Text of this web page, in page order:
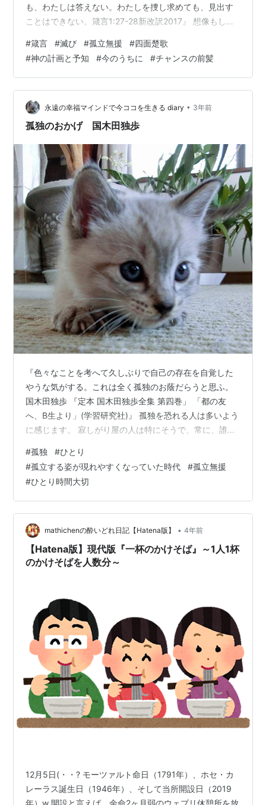
も、わたしは答えない。わたしを捜し求めても、見出す
ことはできない。箴言1:27-28新改訳2017』 想像もした
す。 一義的には、イスラエルに対しての警告です。 創造
主である神【主】に選ばれた民として、アブラハム、イ
サク、ヤコブの流れから、ダビデへと繋がり、メシアで
あるイエス・キリストが、永遠の希望として登場するの
が聖書の背骨です。 しかし、選民であるイスラエルは、
最大限の【主】の祝福…
#箴言 #滅び #孤立無援 #四面楚歌
#神の計画と予知 #今のうちに #チャンスの前髪
永遠の幸福マインドで今ココを生きる diary • 3年前
孤独のおかげ 国木田独歩
『色々なことを考へて久しぶりで自己の存在を自覚した
やうな気がする。これは全く孤独のお蔭だらうと思ふ。
国木田独歩 『定本 国木田独歩全集 第四巻」 「都の友
へ、B生より」(学習研究社)』 孤独を恐れる人は多いよう
に感じます。 寂しがり屋の人は特にそうで、常に、誰か
ですね。 私は、一人で居ることも好きです。 考えておく
必要があるのは「孤立」です。 これは、孤立無援を想起
させますから、その対策も必要ですね。 でも、孤独は、
誰にも邪魔されない自分だけの空間です。 その空間に、
インターネットなどがリンクしてきて、支配されようと
している時代ですね。 そう…
#孤独 #ひとり
#孤立する姿が現れやすくなっていた時代 #孤立無援
#ひとり時間大切
mathichenの酔いどれ日記【Hatena版】 • 4年前
【Hatena版】現代版『一杯のかけそば』～1人1杯
のかけそばを人数分～
12月5日(・・? モーツァルト命日（1791年）、ホセ・カ
レーラス誕生日（1946年）、そして当所開設日（2019
年）w 開設と言えば、余命2ヶ月弱のウェブリ休憩所を放